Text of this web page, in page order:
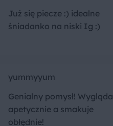
Już się piecze :) idealne
śniadanko na niski Ig :)
yummyyum
Genialny pomysł! Wygląda
apetycznie a smakuje
obłędnie!